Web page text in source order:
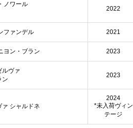
ノワール
2022
ファンデル 2021
ヨン・ブラン 2023
ルヴァ
ン
2023
シャルドネ
2024
*未入荷ヴィン
テージ